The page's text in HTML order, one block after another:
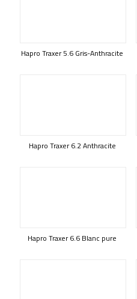
Hapro Traxer 5.6 Gris-Anthracite
Hapro Traxer 6.2 Anthracite
Hapro Traxer 6.6 Blanc pure